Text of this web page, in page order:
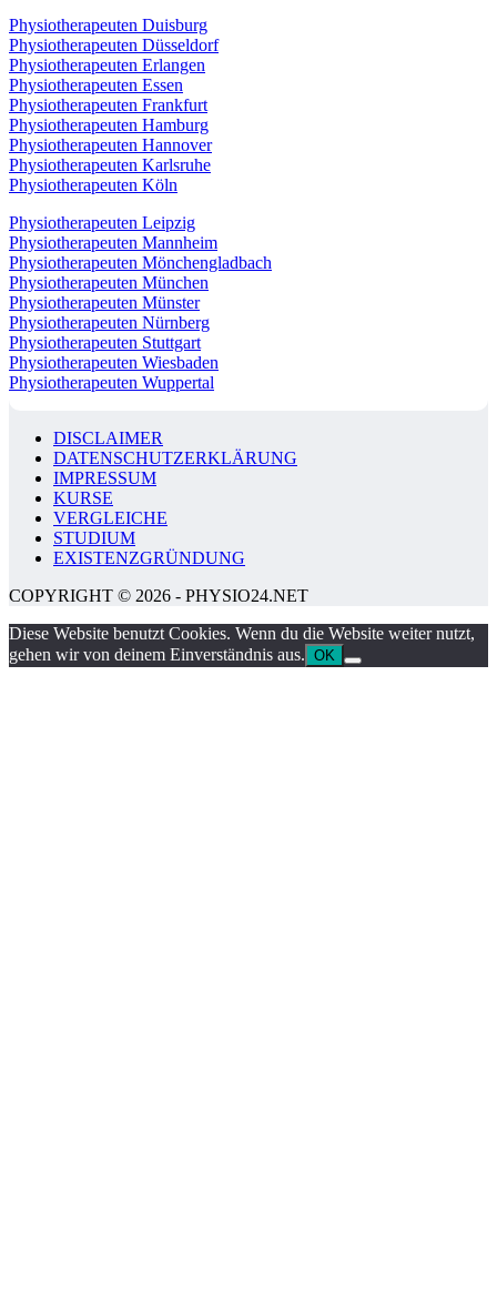
Physiotherapeuten Duisburg
Physiotherapeuten Düsseldorf
Physiotherapeuten Erlangen
Physiotherapeuten Essen
Physiotherapeuten Frankfurt
Physiotherapeuten Hamburg
Physiotherapeuten Hannover
Physiotherapeuten Karlsruhe
Physiotherapeuten Köln
Physiotherapeuten Leipzig
Physiotherapeuten Mannheim
Physiotherapeuten Mönchengladbach
Physiotherapeuten München
Physiotherapeuten Münster
Physiotherapeuten Nürnberg
Physiotherapeuten Stuttgart
Physiotherapeuten Wiesbaden
Physiotherapeuten Wuppertal
DISCLAIMER
DATENSCHUTZERKLÄRUNG
IMPRESSUM
KURSE
VERGLEICHE
STUDIUM
EXISTENZGRÜNDUNG
COPYRIGHT © 2026 - PHYSIO24.NET
Diese Website benutzt Cookies. Wenn du die Website weiter nutzt,
gehen wir von deinem Einverständnis aus. OK